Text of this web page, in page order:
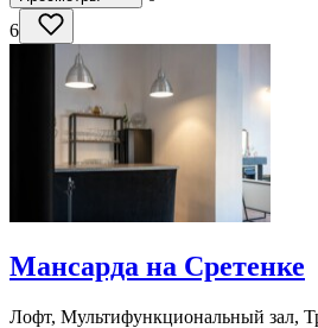
6
Мансарда на Сретенке
Лофт, Мультифункциональный зал,